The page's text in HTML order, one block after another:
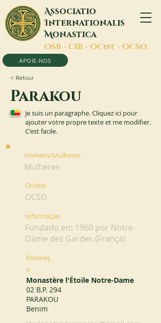
Associatio
Internationalis
Monastica
OSB - CIB - OCist - OCSO
APOIE-NOS
< Retour
Parakou
Je suis un paragraphe. Cliquez ici pour
ajouter votre propre texte et me modifier.
C'est facile.
Homens/Mulheres
Mulheres
Ordem
OCSO
Informação
Fundado em 1960 por Notre-
Dame des Gardes (França)
Endereç
o
Monastère l'Étoile Notre-Dame
02 B.P. 294
PARAKOU
Benim